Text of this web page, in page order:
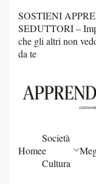
SOSTIENI
SEDUTTORI –
che gli altri non
da te
Home
Società
e
Cultura